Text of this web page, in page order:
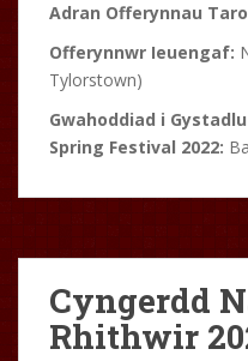
Adran Offerynnau
Offerynnwr Ieuengaf:
Tylorstown)
Gwahoddiad i
Spring Festival 2022:
Cyngerdd
Rhithwir